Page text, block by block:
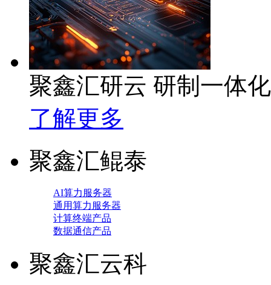
聚鑫汇研云 研制一体
了解更多
聚鑫汇鲲泰
AI算力服务器
通用算力服务器
计算终端产品
数据通信产品
聚鑫汇云科